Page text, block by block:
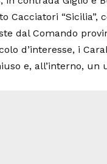
Cacciatori “Sicilia”,
dal Comando
d’interesse, i
e, all’interno, un